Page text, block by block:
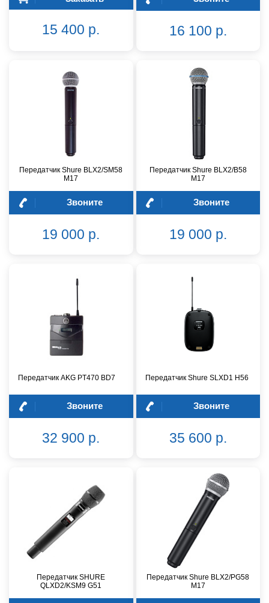
15 400 р. 16 100 р.
Передатчик Shure BLX2/SM58
M17
Звоните
19 000 р.
Передатчик Shure BLX2/B58
M17
Звоните
19 000 р.
Передатчик AKG PT470 BD7
Звоните
32 900 р.
Передатчик Shure SLXD1 H56
Звоните
35 600 р.
Передатчик SHURE
QLXD2/KSM9 G51
Передатчик Shure BLX2/PG58
M17